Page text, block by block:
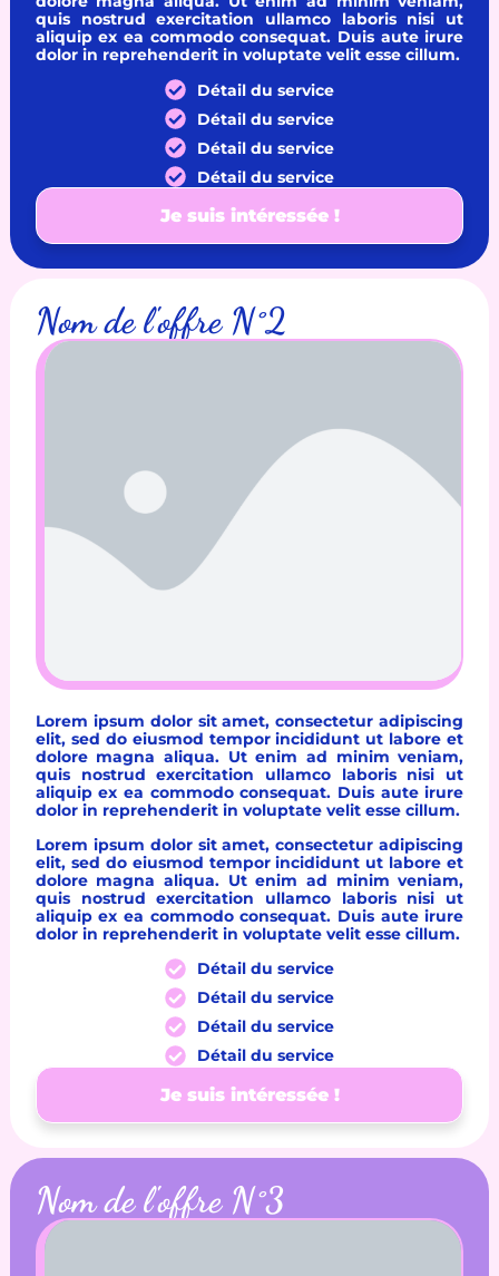
quis nostrud exercitation ullamco laboris nisi ut
aliquip ex ea commodo consequat. Duis aute irure
dolor in reprehenderit in voluptate velit esse cillum.
Détail du service
Détail du service
Détail du service
Détail du service
Je suis intéressée !
Lorem ipsum dolor sit amet, consectetur adipiscing
elit, sed do eiusmod tempor incididunt ut labore et
dolore magna aliqua. Ut enim ad minim veniam,
quis nostrud exercitation ullamco laboris nisi ut
aliquip ex ea commodo consequat. Duis aute irure
dolor in reprehenderit in voluptate velit esse cillum.
Lorem ipsum dolor sit amet, consectetur adipiscing
elit, sed do eiusmod tempor incididunt ut labore et
dolore magna aliqua. Ut enim ad minim veniam,
quis nostrud exercitation ullamco laboris nisi ut
aliquip ex ea commodo consequat. Duis aute irure
dolor in reprehenderit in voluptate velit esse cillum.
Détail du service
Détail du service
Détail du service
Détail du service
Je suis intéressée !
Nom de l'offre N°2
Nom de l'offre N°3